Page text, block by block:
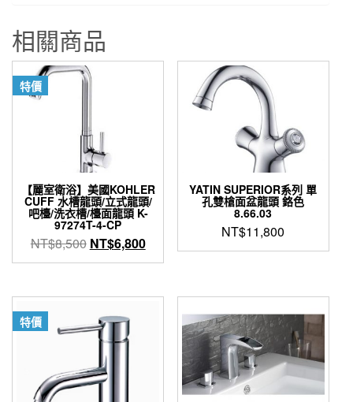
數
量
相關商品
特價
【麗室衛浴】美國KOHLER
CUFF 水槽龍頭/立式龍頭/
吧檯/洗衣槽/檯面龍頭 K-
97274T-4-CP
NT$8,500 原
始
格：
NT$8,500。
NT$6,800目
前
格：
NT$6,800。
YATIN SUPERIOR系列 單
孔雙槍面盆龍頭 鉻色
8.66.03
NT$11,800
特價